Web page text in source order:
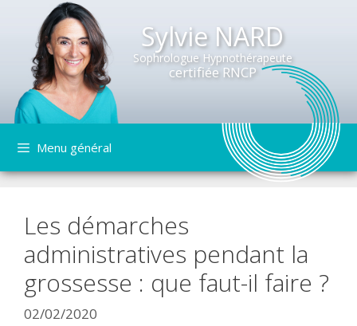
Sylvie NARD
Sophrologue Hypnothérapeute
certifiée RNCP
contenu
Menu général
Les démarches
administratives pendant la
grossesse : que faut-il faire ?
02/02/2020